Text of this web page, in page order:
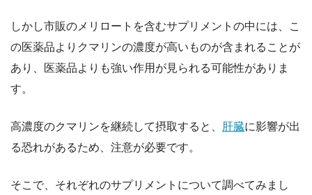
しかし市販のメリロートを含むサプリメントの中には、こ
の医薬品よりクマリンの濃度が高いものが含まれることが
あり、医薬品よりも強い作用が見られる可能性がありま
す。
高濃度のクマリンを継続して摂取すると、 肝臓に影響が出
る恐れがあるため、注意が必要です。
そこで、それぞれのサプリメントについて調べてみまし